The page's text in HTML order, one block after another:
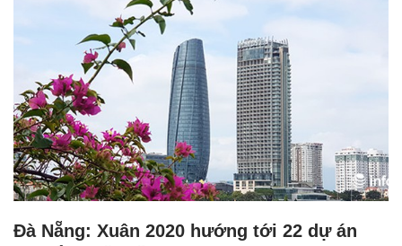
Đà Nẵng: Xuân 2020 hướng tới 22 dự án